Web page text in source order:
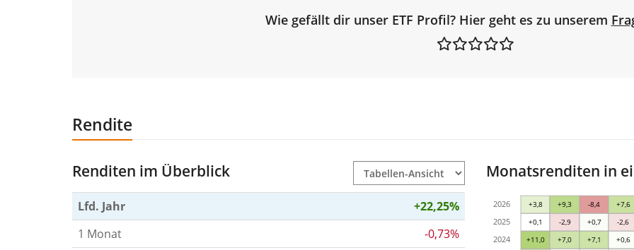
Wie gefällt dir unser ETF Profil? Hier geht es zu unserem
Rendite
Renditen im Überblick
Lfd. Jahr
+22,25%
1 Monat
-0,73%
Monatsrenditen in
+11,0 +7,0 +7,1 +0,6
+0,1 -2,9 +0,7 -2,6
+3,8 +9,3 -8,4 +7,6
2024
2025
2026